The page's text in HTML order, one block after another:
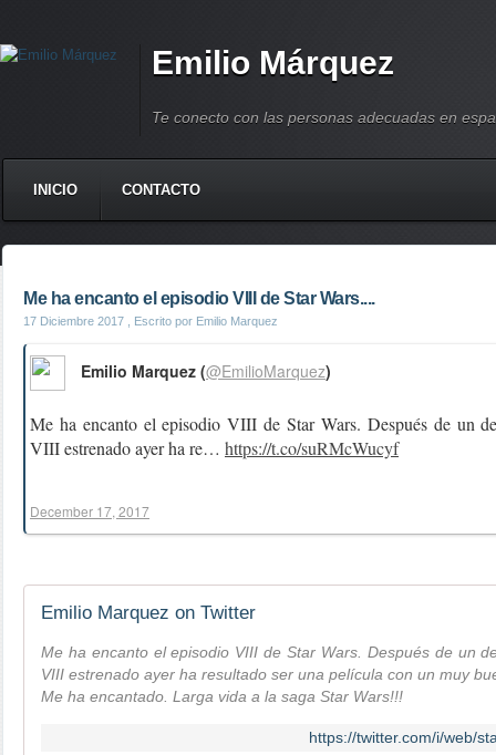
Emilio Márquez
Te conecto con las personas adecuadas en
INICIO CONTACTO
Me ha encanto el episodio VIII de Star Wars....
17 Diciembre 2017 , Escrito por Emilio Marquez
Me ha encanto el episodio VIII de Star Wars. Después de un
VIII estrenado ayer ha re… https://t.co/suRMcWucyf
Emilio Marquez (@EmilioMarquez)
December 17, 2017
Emilio Marquez on Twitter
Me ha encanto el episodio VIII de Star Wars. Después de un
VIII estrenado ayer ha resultado ser una película con un muy
Me ha encantado. Larga vida a la saga Star Wars!!!
https://twitter.com/i/web/